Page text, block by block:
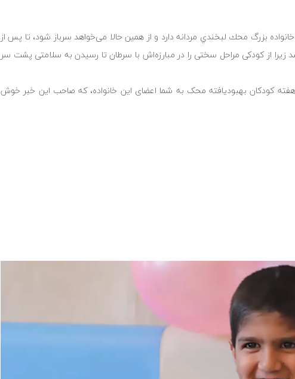
بزرگ محك لبخندي مردانه دارد و از همين حالا می‌خواهد سرباز شود، تا پس از
از کودکی مراحل سختی را در مبارزه‌اش با سرطان تا رسیدن به سلامتی پشت سر
در هفته کودکان بهبودیافته محک به شما اعضای این خانواده، که صاحب این خبر خوش